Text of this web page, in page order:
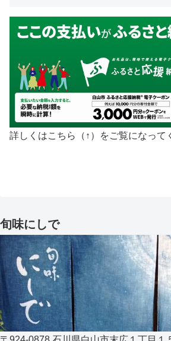
詳しくはこちら（↑）をご覧になって
旬味にしで